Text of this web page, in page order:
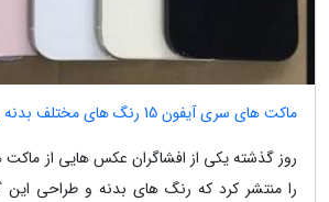
ماکت های سری آیفون 15 رنگ های مختلف بدنه را نشان می دهند
را منتشر کرد که رنگ های بدنه و طراحی